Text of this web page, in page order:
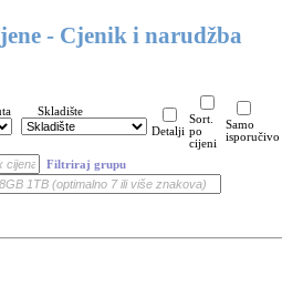
- Cjenik i narudžba
Skladište
Detalji
Sort.
po
cijeni
Samo
isporučivo
Filtriraj grupu